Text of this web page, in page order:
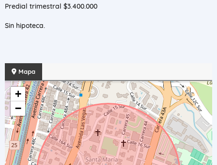
Predial trimestral $3.400.000
Sin hipoteca.
Mapa
+
−